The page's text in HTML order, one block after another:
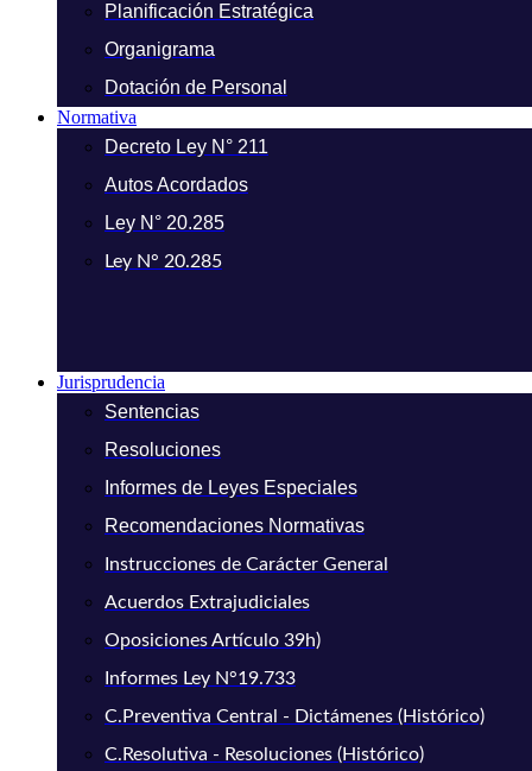
Planificación Estratégica
Organigrama
Dotación de Personal
Normativa
Decreto Ley N° 211
Autos Acordados
Ley N° 20.285
Ley N° 20.285
Jurisprudencia
Sentencias
Resoluciones
Informes de Leyes Especiales
Recomendaciones Normativas
Instrucciones de Carácter General
Acuerdos Extrajudiciales
Oposiciones Artículo 39h)
Informes Ley N°19.733
C.Preventiva Central - Dictámenes (Histórico)
C.Resolutiva - Resoluciones (Histórico)